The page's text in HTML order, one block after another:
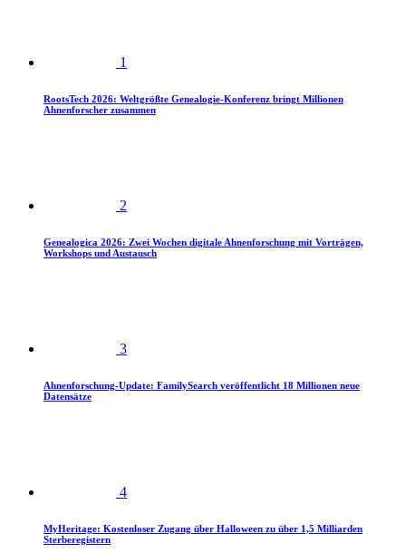
1
RootsTech 2026: Weltgrößte Genealogie-Konferenz bringt Millionen
Ahnenforscher zusammen
2
Genealogica 2026: Zwei Wochen digitale Ahnenforschung mit Vorträgen,
Workshops und Austausch
3
Ahnenforschung-Update: FamilySearch veröffentlicht 18 Millionen neue
Datensätze
4
MyHeritage: Kostenloser Zugang über Halloween zu über 1,5 Milliarden
Sterberegistern